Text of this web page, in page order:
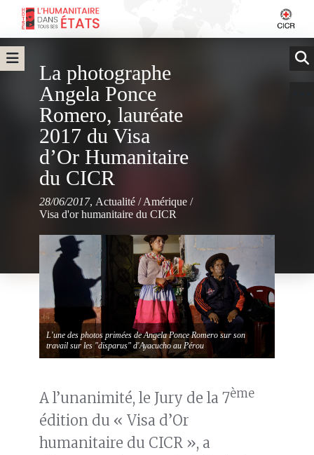
La photographe
Angela Ponce
Romero, lauréate
2017 du Visa
d’Or Humanitaire
du CICR
28/06/2017, Actualité /Amérique /
Visa d'or humanitaire du CICR
L'une des photos primées de Angela Ponce Romero sur son
travail sur les "disparus" d'Ayacucho au Pérou
A l’unanimité, le Jury de la 7ème
édition du « Visa d’Or
humanitaire du CICR », a